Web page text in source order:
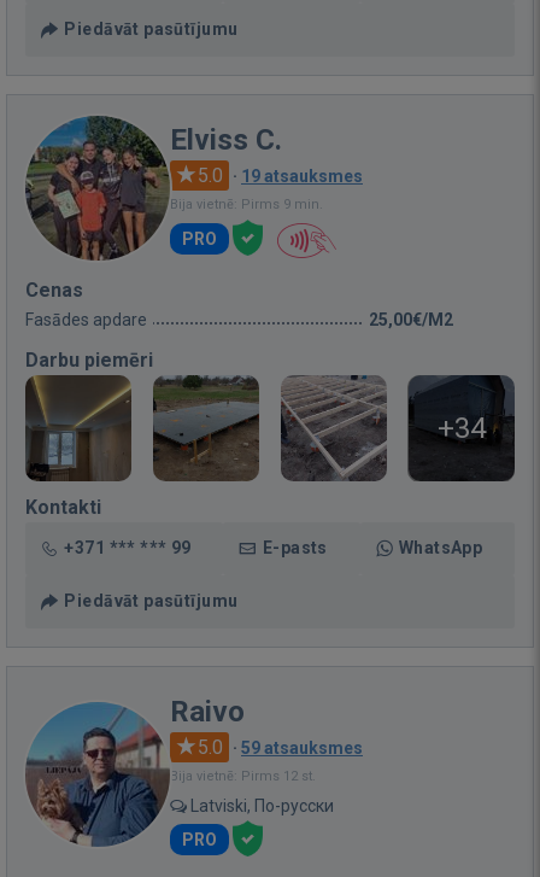
Piedāvāt pasūtījumu
Elviss C.
5.0 · 19 atsauksmes
Bija vietnē: Pirms 9 min.
PRO
Cenas
Fasādes apdare 25,00€/M2
Darbu piemēri
+34
Kontakti
+371 *** *** 99 E-pasts WhatsApp
Piedāvāt pasūtījumu
Raivo
5.0 · 59 atsauksmes
Bija vietnē: Pirms 12 st.
Latviski, По-русски
PRO